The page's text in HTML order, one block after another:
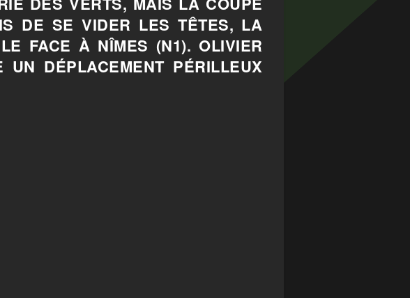
DE SE VIDER LES TÊTES, LA
FACE À NÎMES (N1). OLIVIER
DÉPLACEMENT PÉRILLEUX